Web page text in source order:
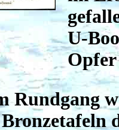
U-
Opfer
Rundgang